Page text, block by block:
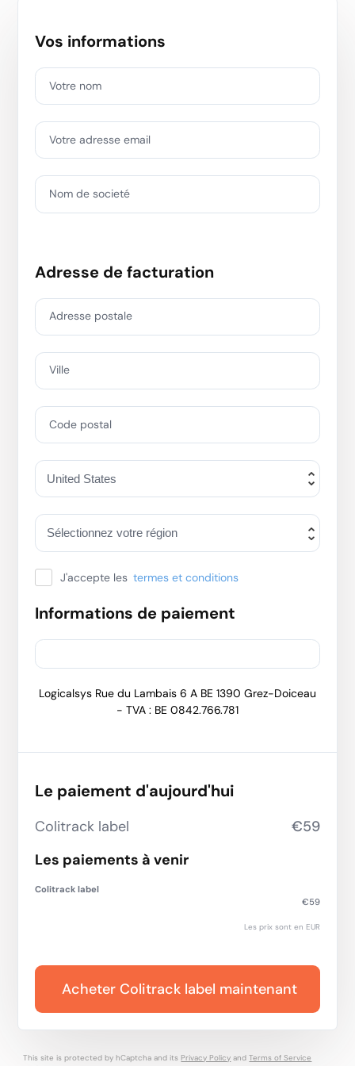
Vos informations
Votre nom
Votre adresse email
Nom de societé
Adresse de facturation
Adresse postale
Ville
Code postal
J'accepte les termes et conditions
Informations de paiement
Logicalsys Rue du Lambais 6 A BE 1390 Grez-Doiceau
- TVA : BE 0842.766.781
Le paiement d'aujourd'hui
Colitrack label
€59
Les paiements à venir
Colitrack label
€59
Les prix sont en EUR
Acheter Colitrack label maintenant
This site is protected by hCaptcha and itsPrivacy Policy andTerms of Service